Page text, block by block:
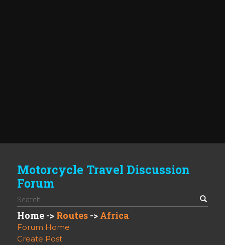
Motorcycle Travel Discussion
Forum
Home -> Routes -> Africa
Forum Home
Create Post